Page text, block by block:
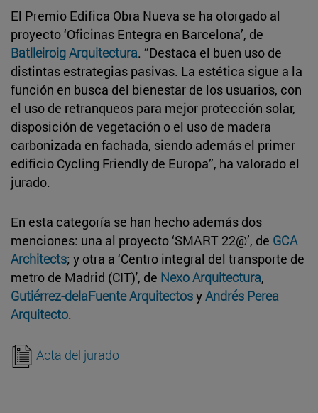
El Premio Edifica Obra Nueva se ha otorgado al
proyecto ‘Oficinas Entegra en Barcelona’, de
Batlleiroig Arquitectura. “Destaca el buen uso de
distintas estrategias pasivas. La estética sigue a la
función en busca del bienestar de los usuarios, con
el uso de retranqueos para mejor protección solar,
disposición de vegetación o el uso de madera
carbonizada en fachada, siendo además el primer
edificio Cycling Friendly de Europa”, ha valorado el
jurado.
En esta categoría se han hecho además dos
menciones: una al proyecto ‘SMART 22@’, de GCA
Architects; y otra a ‘Centro integral del transporte de
metro de Madrid (CIT)', de Nexo Arquitectura,
Gutiérrez-delaFuente ArquitectosyAndrés Perea
Arquitecto.
Acta del jurado